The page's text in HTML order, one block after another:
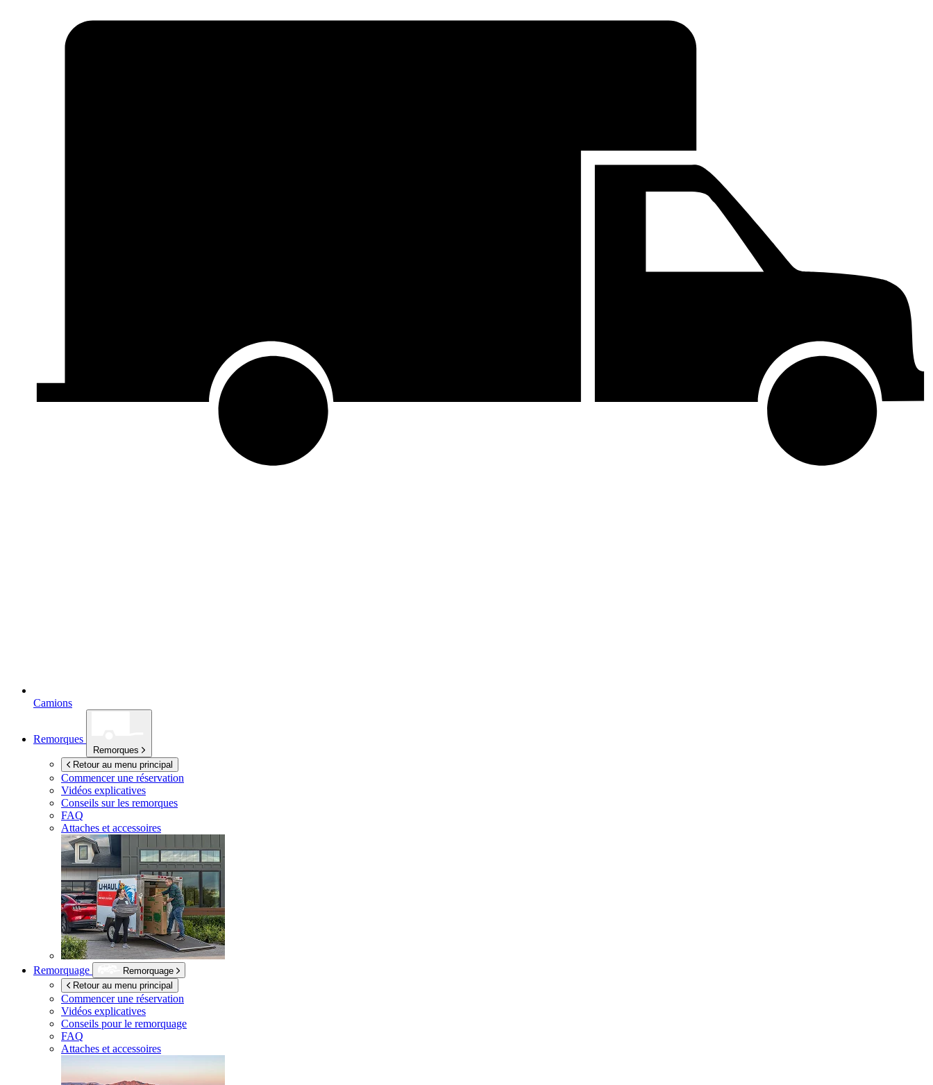
Camions
Remorques
Remorques
Retour au menu principal
Commencer une réservation
Vidéos explicatives
Conseils sur les remorques
FAQ
Attaches et accessoires
Remorquage
Remorquage
Retour au menu principal
Commencer une réservation
Vidéos explicatives
Conseils pour le remorquage
FAQ
Attaches et accessoires